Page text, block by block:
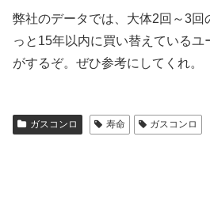
弊社のデータでは、大体2回～3回
っと15年以内に買い替えている
がするぞ。ぜひ参考にしてくれ。
ガスコンロ 寿命 ガスコンロ